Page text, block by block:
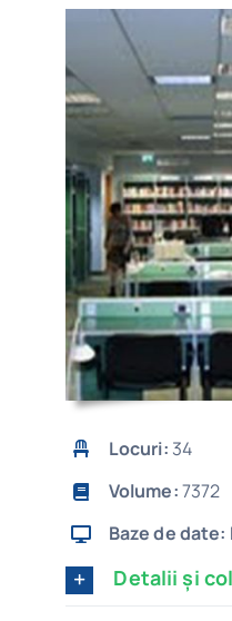
Locuri: 34
Volume:7372
Baze de date:
Detalii și